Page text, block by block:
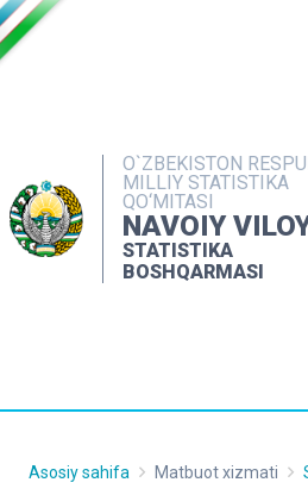
O`ZBEKISTON
MILLIY STATISTIKA
QO‘MITASI
NAVOIY
STATISTIKA
BOSHQARMASI
OCHIQ
INTERAKTIV
Asosiy sahifa Matbuot xizmati